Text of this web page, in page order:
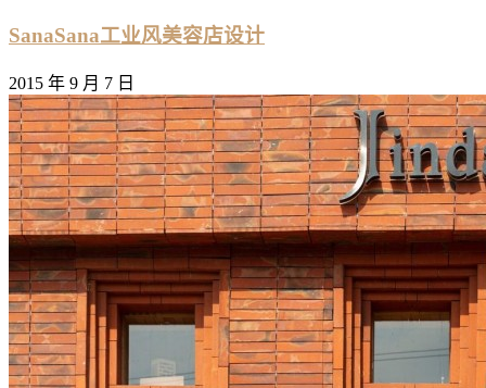
SanaSana工业风美容店设计
2015 年 9 月 7 日